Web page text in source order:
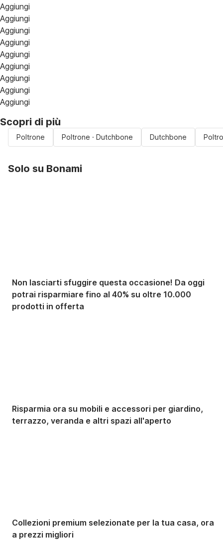
Aggiungi
Aggiungi
Aggiungi
Aggiungi
Aggiungi
Aggiungi
Aggiungi
Aggiungi
Aggiungi
Scopri di più
Poltrone Poltrone · Dutchbone Dutchbone
Solo su Bonami
Non lasciarti sfuggire questa occasione! Da oggi
potrai risparmiare fino al 40% su oltre 10.000
prodotti in offerta
Risparmia ora su mobili e accessori per giardino,
terrazzo, veranda e altri spazi all'aperto
Collezioni premium selezionate per la tua casa, ora
a prezzi migliori